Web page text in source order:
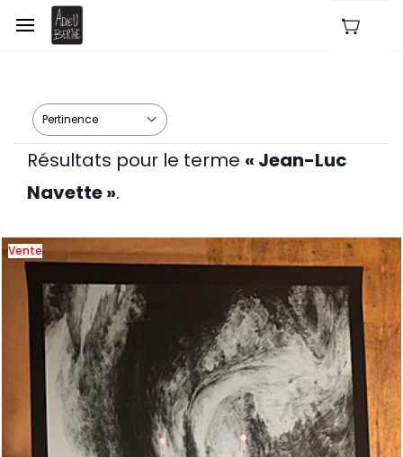
Skip to
main
content
Résultats pour le terme « Jean-Luc
Navette ».
Vente